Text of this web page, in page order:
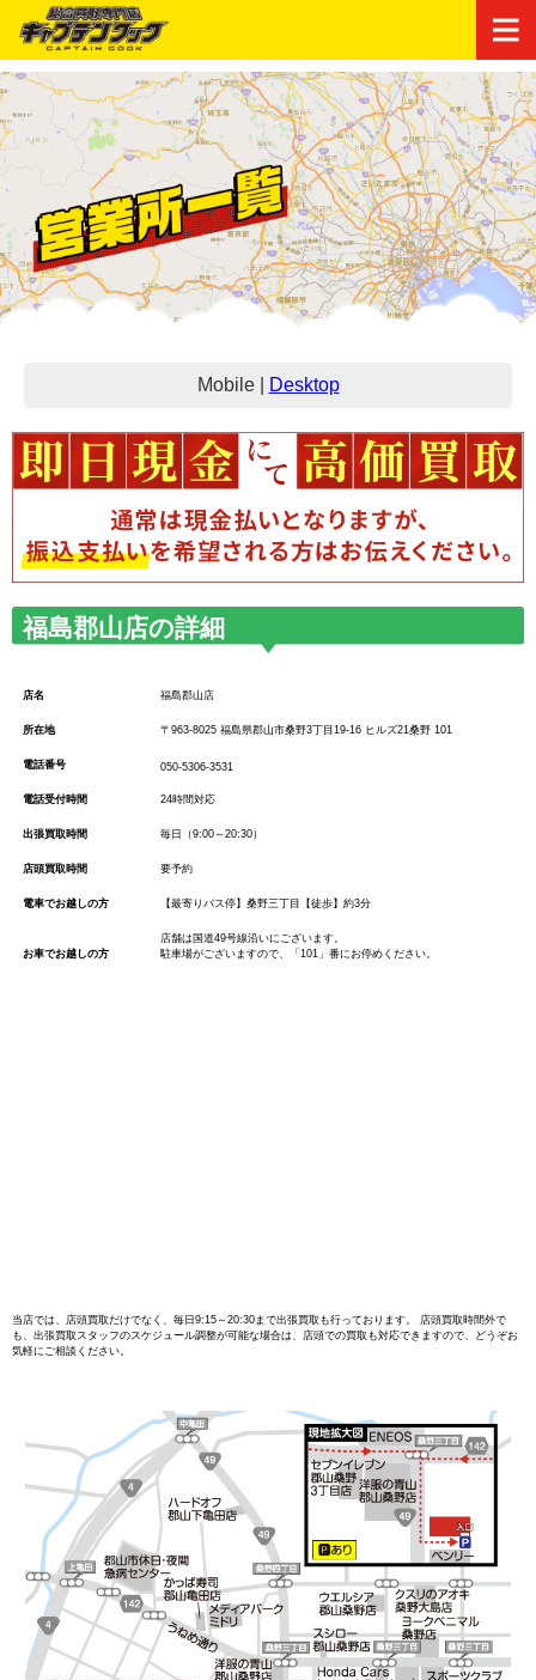
Mobile| Desktop
福島郡山店の詳細
店名 福島郡山店
所在地 〒963-8025 福島県郡山市桑野3丁目19-16 ヒルズ21桑野 101
電話番号 050-5306-3531
電話受付時間 24時間対応
出張買取時間 毎日（9:00～20:30）
店頭買取時間 要予約
電車でお越しの方 【最寄りバス停】桑野三丁目【徒歩】約3分
お車でお越しの方
店舗は国道49号線沿いにございます。
駐車場がございますので、「101」番にお停めください。
当店では、店頭買取だけでなく、毎日9:15～20:30まで出張買取も行っております。 店頭買取時間外で
も、出張買取スタッフのスケジュール調整が可能な場合は、店頭での買取も対応できますので、どうぞお
気軽にご相談ください。